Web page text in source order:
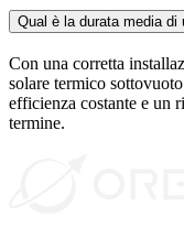
Qual è la durata media
Con una corretta
solare termico
efficienza costante e un
termine.